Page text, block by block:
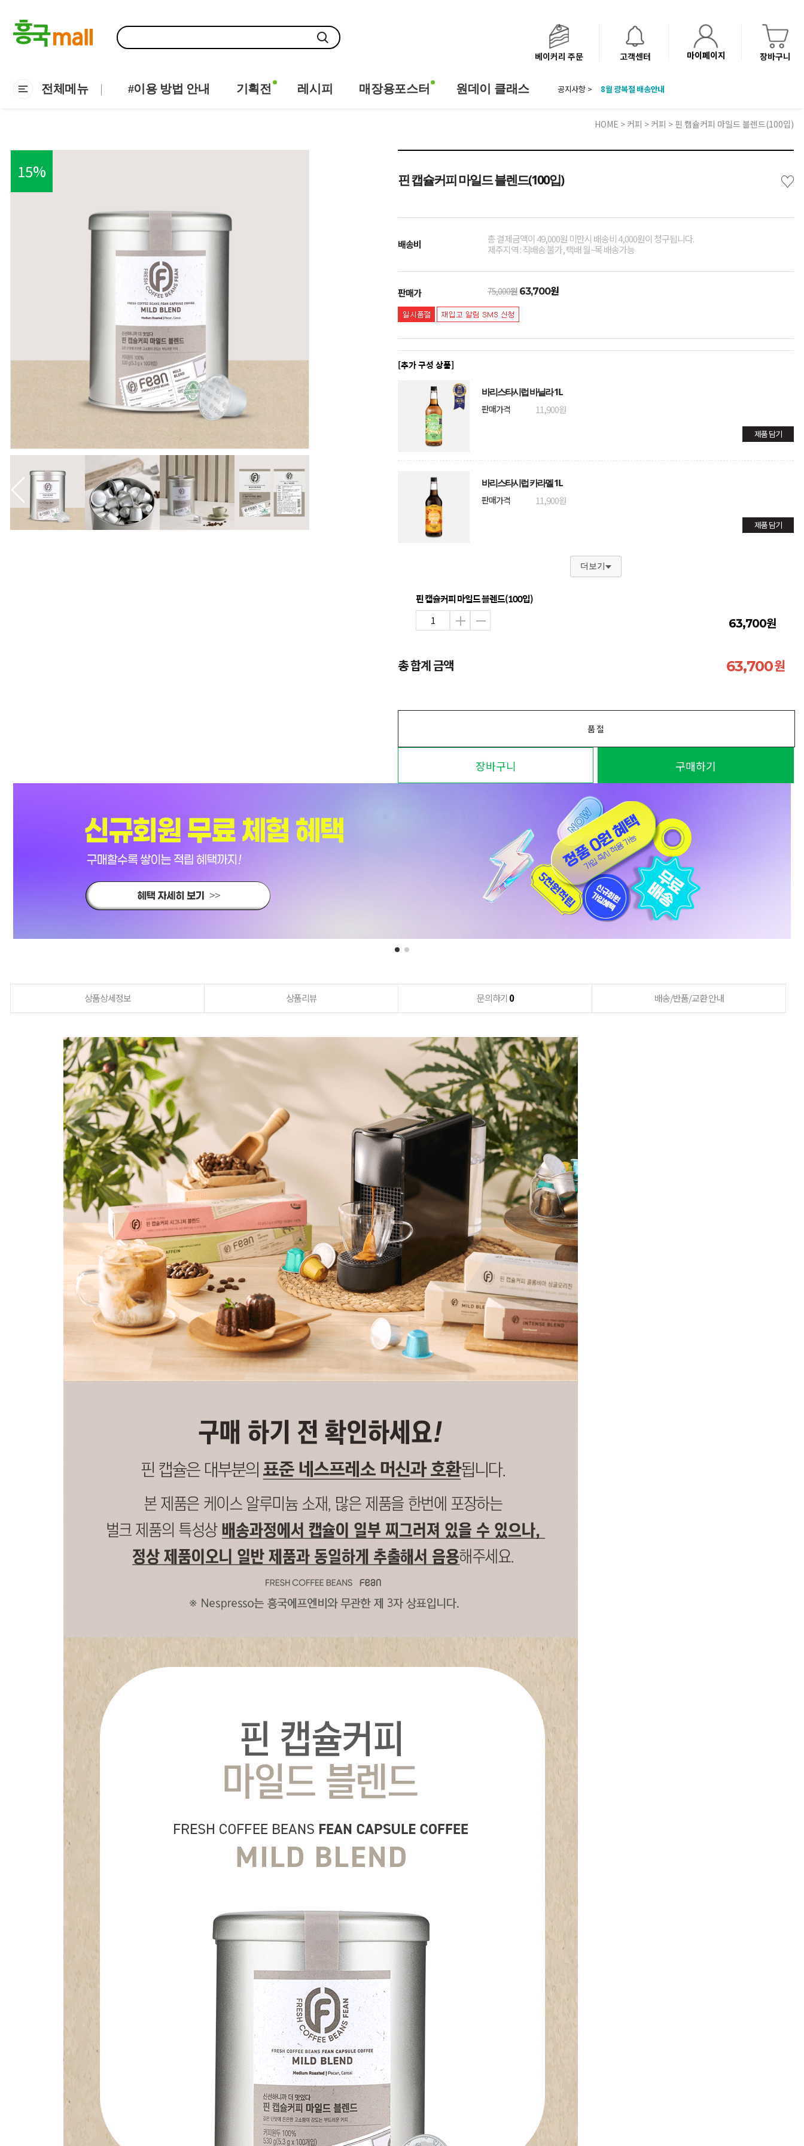
베이커리 주문 고객센터 마이페이지 장바구니
전체메뉴 #이용 방법 안내 기획전 레시피 매장용포스터 원데이 클래스 공지사항 >
'NEW 바이브믹스 or 바리스타시럽 1종' 체험단 발표
HOME > 커피 > 커피 > 핀 캡슐커피 마일드 블렌드(100입)
15% 핀 캡슐커피 마일드 블렌드(100입) ♡
배송비
총 결제금액이 49,000원 미만시 배송비 4,000원이 청구됩니다.
제주지역 : 직배송 불가, 택배 월~목 배송가능
판매가 75,000원 63,700원
[추가 구성 상품]
바리스타시럽 바닐라 1L
판매가격
11,900원
제품 담기
바리스타시럽 카라멜 1L
판매가격
11,900원
제품 담기
더보기
핀 캡슐커피 마일드 블렌드(100입)
63,700원
총 합계 금액 63,700원
품절
장바구니 구매하기
상품상세정보 상품리뷰 문의하기 0 배송/반품/교환 안내